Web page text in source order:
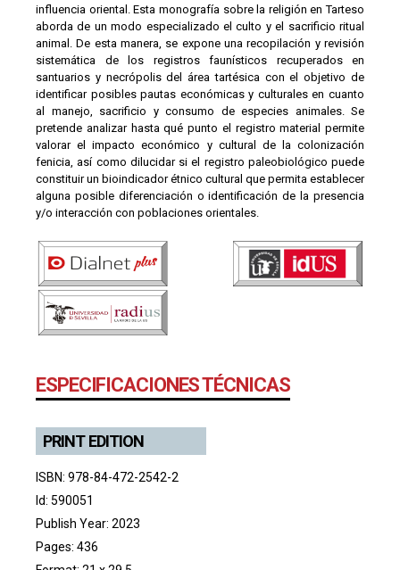
influencia oriental. Esta monografía sobre la religión en Tarteso
aborda de un modo especializado el culto y el sacrificio ritual
animal. De esta manera, se expone una recopilación y revisión
sistemática de los registros faunísticos recuperados en
santuarios y necrópolis del área tartésica con el objetivo de
identificar posibles pautas económicas y culturales en cuanto
al manejo, sacrificio y consumo de especies animales. Se
pretende analizar hasta qué punto el registro material permite
valorar el impacto económico y cultural de la colonización
fenicia, así como dilucidar si el registro paleobiológico puede
constituir un bioindicador étnico cultural que permita establecer
alguna posible diferenciación o identificación de la presencia
y/o interacción con poblaciones orientales.
ESPECIFICACIONES TÉCNICAS
PRINT EDITION
ISBN: 978-84-472-2542-2
Id: 590051
Publish Year: 2023
Pages: 436